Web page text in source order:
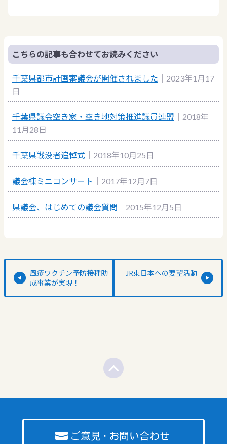
こちらの記事も合わせてお読みください
千葉県都市計画審議会が開催されました ｜2023年1月17
日
千葉県議会空き家・空き地対策推進議員連盟 ｜2018年
11月28日
千葉県戦没者追悼式 ｜2018年10月25日
議会棟ミニコンサート ｜2017年12月7日
県議会、はじめての議会質問 ｜2015年12月5日
風疹ワクチン予防接種助
成事業が実現！
JR東日本への要望活動